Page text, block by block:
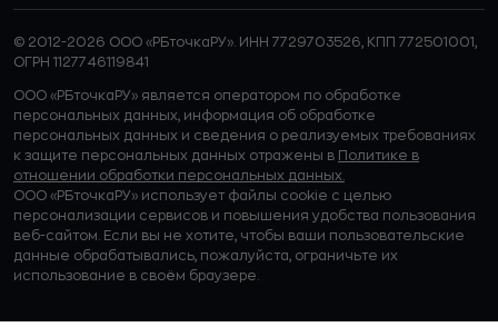
© 2012-2026 ООО «РБточкаРУ». ИНН 7729703526, КПП 772501001,
ОГРН 1127746119841
ООО «РБточкаРУ» является оператором по обработке
персональных данных, информация об обработке
персональных данных и сведения о реализуемых требованиях
к защите персональных данных отражены в Политике в
отношении обработки персональных данных.
ООО «РБточкаРУ» использует файлы cookie с целью
персонализации сервисов и повышения удобства пользования
веб-сайтом. Если вы не хотите, чтобы ваши пользовательские
данные обрабатывались, пожалуйста, ограничьте их
использование в своём браузере.